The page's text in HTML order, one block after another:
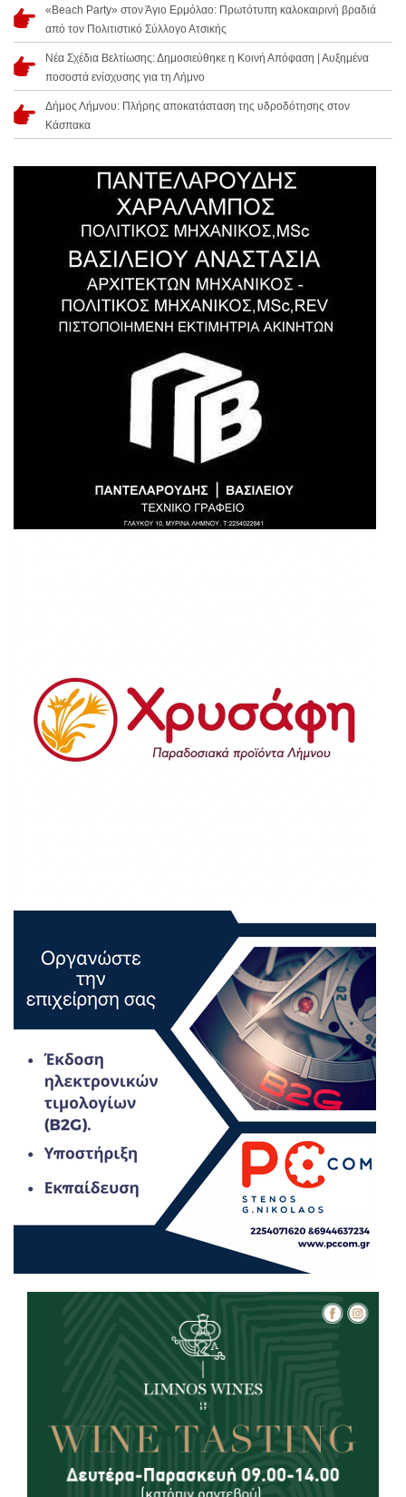
«Beach Party» στον Άγιο Ερμόλαο: Πρωτότυπη καλοκαιρινή βραδιά
από τον Πολιτιστικό Σύλλογο Ατσικής
Νέα Σχέδια Βελτίωσης: Δημοσιεύθηκε η Κοινή Απόφαση | Αυξημένα
ποσοστά ενίσχυσης για τη Λήμνο
Δήμος Λήμνου: Πλήρης αποκατάσταση της υδροδότησης στον
Κάσπακα